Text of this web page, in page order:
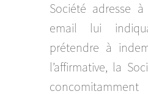
Société adresse à
email lui
prétendre à
l’affirmative, la